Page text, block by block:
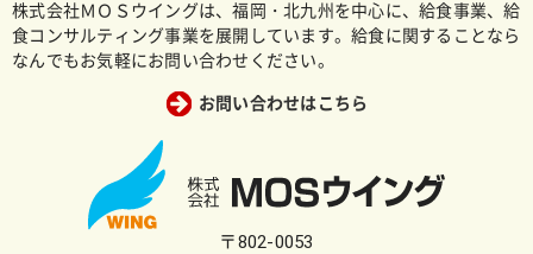
株式会社ＭＯＳウイングは、福岡・北九州を中心に、給食事業、給
食コンサルティング事業を展開しています。給食に関することなら
なんでもお気軽にお問い合わせください。
お問い合わせはこちら
〒802-0053